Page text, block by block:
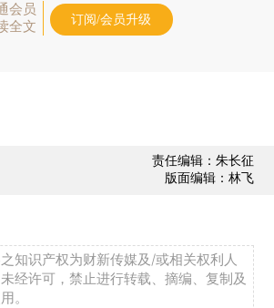
会员
全文
订阅/会员升级
责任编辑：朱长征
版面编辑：林飞
知识产权为财新传媒及/或相关权利人
经许可，禁止进行转载、摘编、复制及
。